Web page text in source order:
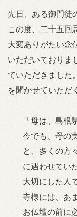
先日、ある御門徒
この度、二十五回
大変ありがたい念
いただいておりま
ていただきました
を聞かせていただ
「母は、島根
今でも、母の
と、多くの方
に遇わせてい
大切にした人
寺様には、あ
お仏壇の前に